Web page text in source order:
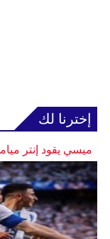
إخترنا لك
ميسي يقود إنتر